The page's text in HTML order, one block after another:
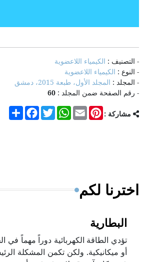
- التصنيف : الكيمياء اللاعضوية
- النوع : الكيمياء اللاعضوية
- المجلد : المجلد الأول، طبعة 2015، دمشق
- رقم الصفحة ضمن المجلد : 60
مشاركة : Share
FacebookTwitter
WhatsAppEmail
Pinterest
اخترنا لكم
البطارية
تؤدي الطاقة الكهربائية دوراً مهماً في
أو ميكانيكية. ولكن تكمن المشكلة